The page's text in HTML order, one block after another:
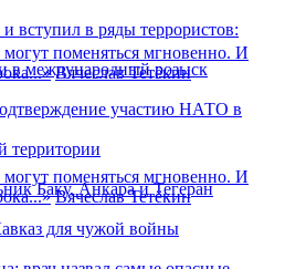
вступил в ряды террористов:
в международный розыск
участию НАТО в
территории
Баку, Анкара и Тегеран
для чужой войны
поменяться мгновенно. И
» Вячеслав Тетёкин
поменяться мгновенно. И
» Вячеслав Тетёкин